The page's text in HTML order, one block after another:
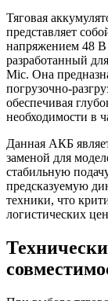
Тяговая
представляет
напряжением 48
разработанный
Mic. Она
погрузочно-
обеспечивая
необходимости в
Данная АКБ
заменой для
стабильную
предсказуемую
техники, что
логистических